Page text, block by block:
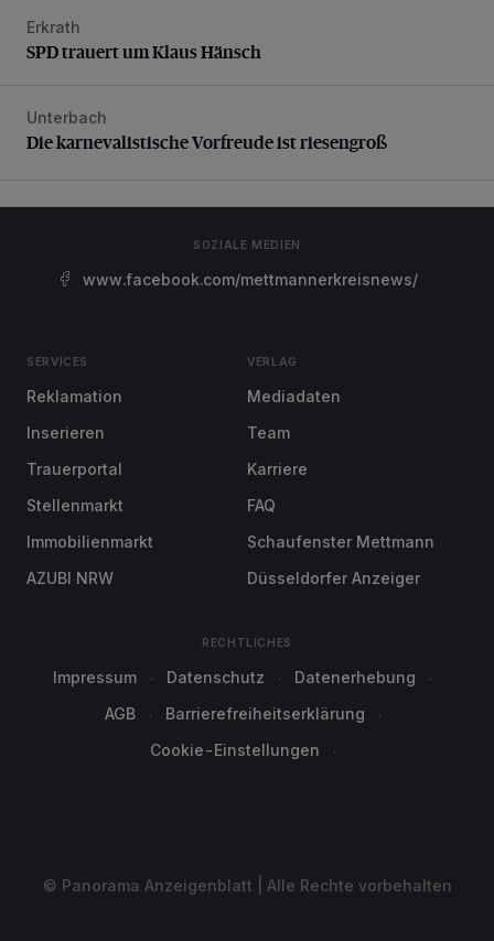
SPD trauert um Klaus Hänsch
Erkrath
SPD trauert um Klaus Hänsch
Die karnevalistische Vorfreude ist riesengroß
Unterbach
Die karnevalistische Vorfreude ist riesengroß
SOZIALE MEDIEN
www.facebook.com/mettmannerkreisnews/
SERVICES
Reklamation
Inserieren
Trauerportal
Stellenmarkt
Immobilienmarkt
AZUBI NRW
VERLAG
Mediadaten
Team
Karriere
FAQ
Schaufenster Mettmann
Düsseldorfer Anzeiger
RECHTLICHES
Impressum Datenschutz
Datenerhebung
AGB
Barrierefreiheitserklärung
Cookie-Einstellungen
© Panorama Anzeigenblatt | Alle Rechte vorbehalten